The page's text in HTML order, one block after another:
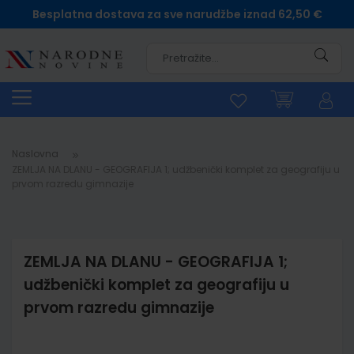
Besplatna dostava za sve narudžbe iznad 62,50 €
Naslovna
ZEMLJA NA DLANU - GEOGRAFIJA 1;
udžbenički komplet za geografiju u
prvom razredu gimnazije